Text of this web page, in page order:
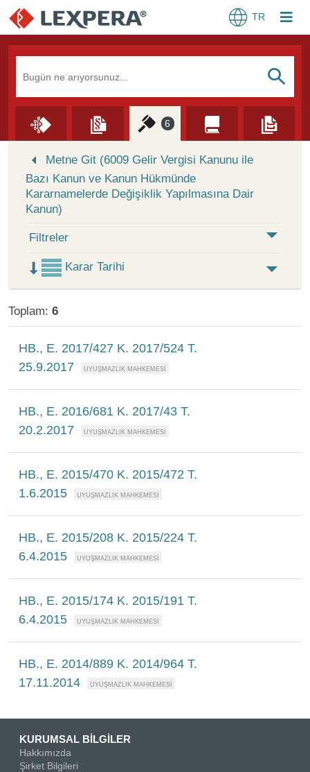
TR
S
6
Metne Git (6009 Gelir Vergisi Kanunu ile
Bazı Kanun ve Kanun Hükmünde
Kararnamelerde Değişiklik Yapılmasına Dair
Kanun)
Filtreler
Karar Tarihi
Toplam: 6
HB., E. 2017/427 K. 2017/524 T.
25.9.2017
HB., E. 2016/681 K. 2017/43 T.
20.2.2017
HB., E. 2015/470 K. 2015/472 T.
1.6.2015
HB., E. 2015/208 K. 2015/224 T.
6.4.2015
HB., E. 2015/174 K. 2015/191 T.
6.4.2015
HB., E. 2014/889 K. 2014/964 T.
17.11.2014
KURUMSAL BİLGİLER
Hakkımızda
Şirket Bilgileri